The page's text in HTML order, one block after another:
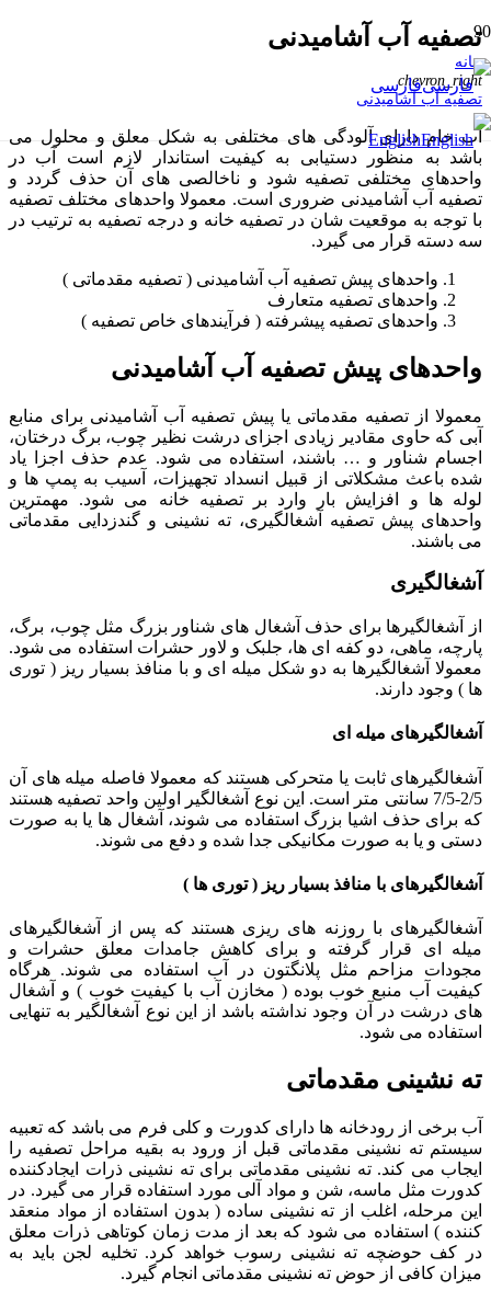
فارسی
English
تصفیه آب آشامیدنی
خانه
chevron_right
تصفیه آب آشامیدنی
آب خام دارای آلودگی های مختلفی به شکل معلق و محلول می
باشد به منظور دستیابی به کیفیت استاندار لازم است آب در
واحدهای مختلفی تصفیه شود و ناخالصی های آن حذف گردد و
تصفیه آب آشامیدنی ضروری است. معمولا واحدهای مختلف تصفیه
با توجه به موقعیت شان در تصفیه خانه و درجه تصفیه به ترتیب در
سه دسته قرار می گیرد.
واحدهای پیش تصفیه آب آشامیدنی ( تصفیه مقدماتی )
واحدهای تصفیه متعارف
واحدهای تصفیه پیشرفته ( فرآیندهای خاص تصفیه )
واحدهای پیش تصفیه آب آشامیدنی
معمولا از تصفیه مقدماتی یا پیش تصفیه آب آشامیدنی برای منابع
آبی که حاوی مقادیر زیادی اجزای درشت نظیر چوب، برگ درختان،
اجسام شناور و … باشند، استفاده می شود. عدم حذف اجزا یاد
شده باعث مشکلاتی از قبیل انسداد تجهیزات، آسیب به پمپ ها و
لوله ها و افزایش بار وارد بر تصفیه خانه می شود. مهمترین
واحدهای پیش تصفیه آشغالگیری، ته نشینی و گندزدایی مقدماتی
می باشند.
آشغالگیری
از آشغالگیرها برای حذف آشغال های شناور بزرگ مثل چوب، برگ،
پارچه، ماهی، دو کفه ای ها، جلبک و لاور حشرات استفاده می شود.
معمولا آشغالگیرها به دو شکل میله ای و با منافذ بسیار ریز ( توری
ها ) وجود دارند.
آشغالگیرهای میله ای
آشغالگیرهای ثابت یا متحرکی هستند که معمولا فاصله میله های آن
2/5-7/5 سانتی متر است. این نوع آشغالگیر اولین واحد تصفیه هستند
که برای حذف اشیا بزرگ استفاده می شوند، آشغال ها یا به صورت
دستی و یا به صورت مکانیکی جدا شده و دفع می شوند.
آشغالگیرهای با منافذ بسیار ریز ( توری ها )
آشغالگیرهای با روزنه های ریزی هستند که پس از آشغالگیرهای
میله ای قرار گرفته و برای کاهش جامدات معلق حشرات و
مجودات مزاحم مثل پلانگتون در آب استفاده می شوند. هرگاه
کیفیت آب منبع خوب بوده ( مخازن آب با کیفیت خوب ) و آشغال
های درشت در آن وجود نداشته باشد از این نوع آشغالگیر به تنهایی
استفاده می شود.
ته نشینی مقدماتی
آب برخی از رودخانه ها دارای کدورت و کلی فرم می باشد که تعبیه
سیستم ته نشینی مقدماتی قبل از ورود به بقیه مراحل تصفیه را
ایجاب می کند. ته نشینی مقدماتی برای ته نشینی ذرات ایجادکننده
کدورت مثل ماسه، شن و مواد آلی مورد استفاده قرار می گیرد. در
این مرحله، اغلب از ته نشینی ساده ( بدون استفاده از مواد منعقد
کننده ) استفاده می شود که بعد از مدت زمان کوتاهی ذرات معلق
در کف حوضچه ته نشینی رسوب خواهد کرد. تخلیه لجن باید به
میزان کافی از حوض ته نشینی مقدماتی انجام گیرد.